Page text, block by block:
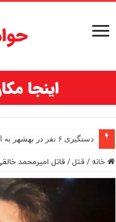
دستگیری ۶ نفر در بهشهر به اتهام تشویش اذهان عمومی
خانه/قتل/قاتل امیرمحمد